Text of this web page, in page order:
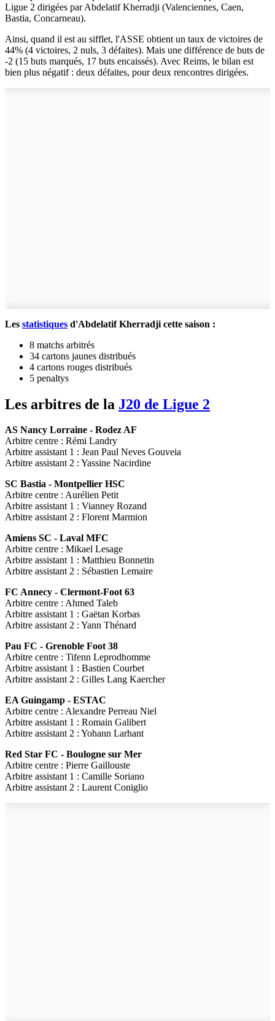
Ligue 2 dirigées par Abdelatif Kherradji (Valenciennes, Caen,
Bastia, Concarneau).
Ainsi, quand il est au sifflet, l'ASSE obtient un taux de victoires de
44% (4 victoires, 2 nuls, 3 défaites). Mais une différence de buts de
-2 (15 buts marqués, 17 buts encaissés). Avec Reims, le bilan est
bien plus négatif : deux défaites, pour deux rencontres dirigées.
Les statistiques d'Abdelatif Kherradji cette saison :
8 matchs arbitrés
34 cartons jaunes distribués
4 cartons rouges distribués
5 penaltys
Les arbitres de la J20 de Ligue 2
AS Nancy Lorraine - Rodez AF
Arbitre centre : Rémi Landry
Arbitre assistant 1 : Jean Paul Neves Gouveia
Arbitre assistant 2 : Yassine Nacirdine
SC Bastia - Montpellier HSC
Arbitre centre : Aurélien Petit
Arbitre assistant 1 : Vianney Rozand
Arbitre assistant 2 : Florent Marmion
Amiens SC - Laval MFC
Arbitre centre : Mikael Lesage
Arbitre assistant 1 : Matthieu Bonnetin
Arbitre assistant 2 : Sébastien Lemaire
FC Annecy - Clermont-Foot 63
Arbitre centre : Ahmed Taleb
Arbitre assistant 1 : Gaëtan Korbas
Arbitre assistant 2 : Yann Thénard
Pau FC - Grenoble Foot 38
Arbitre centre : Tifenn Leprodhomme
Arbitre assistant 1 : Bastien Courbet
Arbitre assistant 2 : Gilles Lang Kaercher
EA Guingamp - ESTAC
Arbitre centre : Alexandre Perreau Niel
Arbitre assistant 1 : Romain Galibert
Arbitre assistant 2 : Yohann Larhant
Red Star FC - Boulogne sur Mer
Arbitre centre : Pierre Gaillouste
Arbitre assistant 1 : Camille Soriano
Arbitre assistant 2 : Laurent Coniglio